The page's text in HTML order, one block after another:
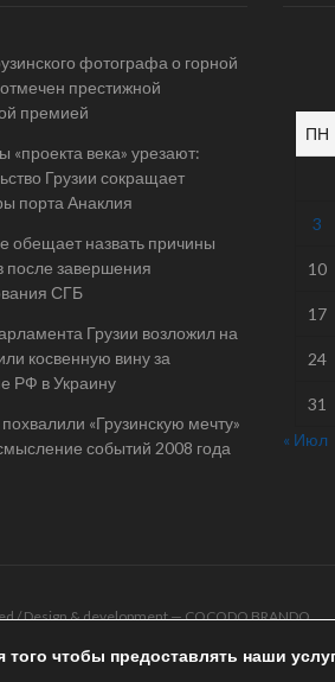
фотографа о горной
престижной
премией
«проекта века» урезают:
Грузии сокращает
порта Анаклия
обещает назвать причины
после завершения
СГБ
Грузии возложил на
косвенную вину за
РФ в Украину
«Грузинскую мечту»
событий 2008 года
ПН
3
10
17
24
31
« Июл
/ Design & development —COCODO BRANDO
чтобы предоставлять наши